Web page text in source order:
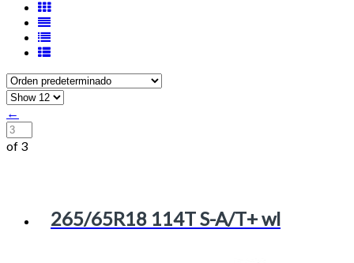
←
of 3
265/65R18 114T S-A/T+ wl